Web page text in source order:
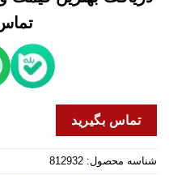
تماس بگیرید
شناسه محصول: 812932